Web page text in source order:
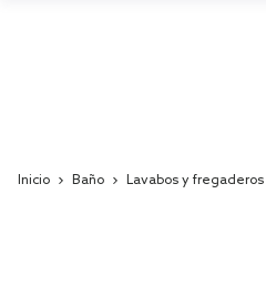
Inicio Baño Lavabos y fregaderos